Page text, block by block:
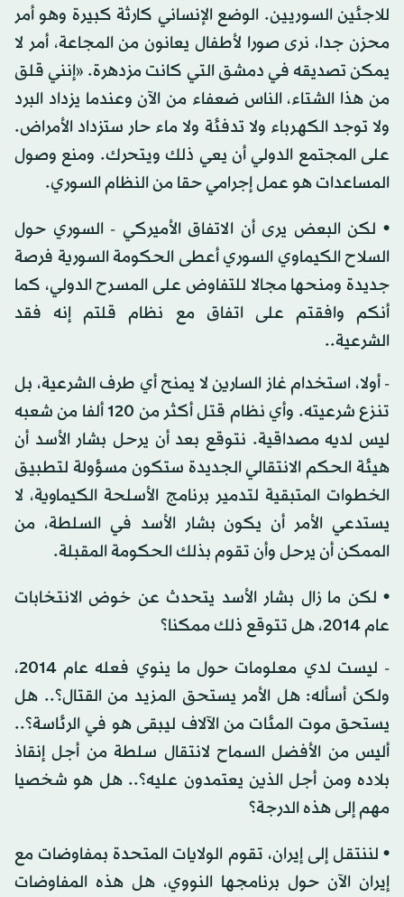
للاجئين السوريين. الوضع الإنساني كارثة كبيرة وهو أمر
محزن جدا، نرى صورا لأطفال يعانون من المجاعة، أمر لا
يمكن تصديقه في دمشق التي كانت مزدهرة. «إنني قلق
من هذا الشتاء، الناس ضعفاء من الآن وعندما يزداد البرد
ولا توجد الكهرباء ولا تدفئة ولا ماء حار ستزداد الأمراض.
على المجتمع الدولي أن يعي ذلك ويتحرك. ومنع وصول
المساعدات هو عمل إجرامي حقا من النظام السوري.
• لكن البعض يرى أن الاتفاق الأميركي - السوري حول
السلاح الكيماوي السوري أعطى الحكومة السورية فرصة
جديدة ومنحها مجالا للتفاوض على المسرح الدولي، كما
أنكم وافقتم على اتفاق مع نظام قلتم إنه فقد
الشرعية..
- أولا، استخدام غاز السارين لا يمنح أي طرف الشرعية، بل
تنزع شرعيته. وأي نظام قتل أكثر من 120 ألفا من شعبه
ليس لديه مصداقية. نتوقع بعد أن يرحل بشار الأسد أن
هيئة الحكم الانتقالي الجديدة ستكون مسؤولة لتطبيق
الخطوات المتبقية لتدمير برنامج الأسلحة الكيماوية، لا
يستدعي الأمر أن يكون بشار الأسد في السلطة، من
الممكن أن يرحل وأن تقوم بذلك الحكومة المقبلة.
• لكن ما زال بشار الأسد يتحدث عن خوض الانتخابات
عام 2014، هل تتوقع ذلك ممكنا؟
- ليست لدي معلومات حول ما ينوي فعله عام 2014،
ولكن أسأله: هل الأمر يستحق المزيد من القتال؟.. هل
يستحق موت المئات من الآلاف ليبقى هو في الرئاسة؟..
أليس من الأفضل السماح لانتقال سلطة من أجل إنقاذ
بلاده ومن أجل الذين يعتمدون عليه؟.. هل هو شخصيا
مهم إلى هذه الدرجة؟
• لننتقل إلى إيران، تقوم الولايات المتحدة بمفاوضات مع
إيران الآن حول برنامجها النووي، هل هذه المفاوضات